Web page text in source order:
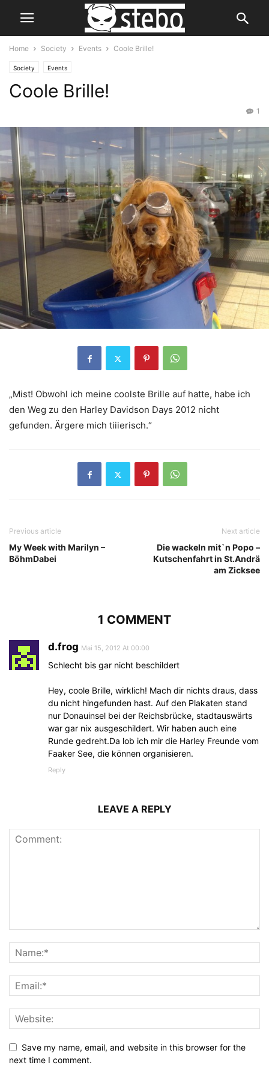
Home Society Events Coole Brille!
Society Events
Coole Brille!
1
„Mist! Obwohl ich meine coolste Brille auf hatte, habe ich
den Weg zu den Harley Davidson Days 2012 nicht
gefunden. Ärgere mich tiiierisch.“
Previous article
My Week with Marilyn –
BöhmDabei
Next article
Die wackeln mit`n Popo –
Kutschenfahrt in St.Andrä
am Zicksee
1 COMMENT
d.frog Mai 15, 2012 At 00:00
Schlecht bis gar nicht beschildert
Hey, coole Brille, wirklich! Mach dir nichts draus, dass
du nicht hingefunden hast. Auf den Plakaten stand
nur Donauinsel bei der Reichsbrücke, stadtauswärts
war gar nix ausgeschildert. Wir haben auch eine
Runde gedreht.Da lob ich mir die Harley Freunde vom
Faaker See, die können organisieren.
Reply
LEAVE A REPLY
Save my name, email, and website in this browser for the
next time I comment.